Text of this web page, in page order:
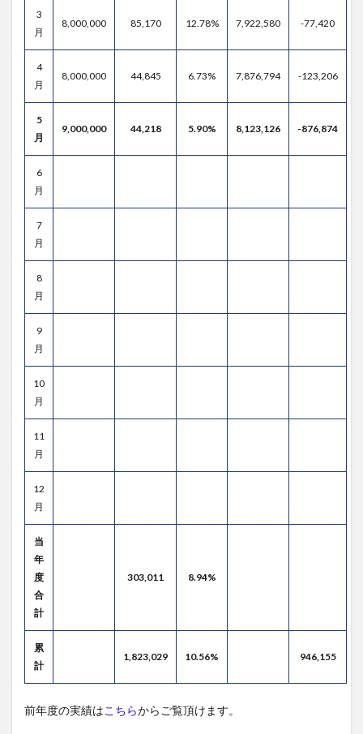
3
月
8,000,000 85,170 12.78% 7,922,580 -77,420
4
月
8,000,000 44,845 6.73% 7,876,794 -123,206
5
月
9,000,000 44,218 5.90% 8,123,126 -876,874
6
月
7
月
8
月
9
月
10
月
11
月
12
月
当
年
度
合
計
303,011 8.94%
累
計
1,823,029 10.56% 946,155
前年度の実績はこちらからご覧頂けます。